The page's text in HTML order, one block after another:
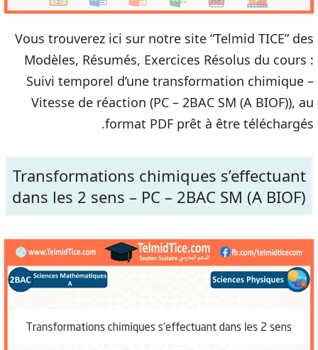
Vous trouverez ici sur notre site “Telmid TICE” des
Modèles, Résumés, Exercices Résolus du cours :
Suivi temporel d’une transformation chimique –
Vitesse de réaction (PC – 2BAC SM (A BIOF)), au
format PDF prêt à être téléchargés.
Transformations chimiques s’effectuant
dans les 2 sens – PC – 2BAC SM (A BIOF)